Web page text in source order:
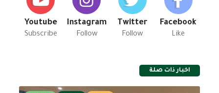
Facebook
Like
Twitter
Follow
Instagram
Follow
Youtube
Subscribe
اخبار ذات صلة